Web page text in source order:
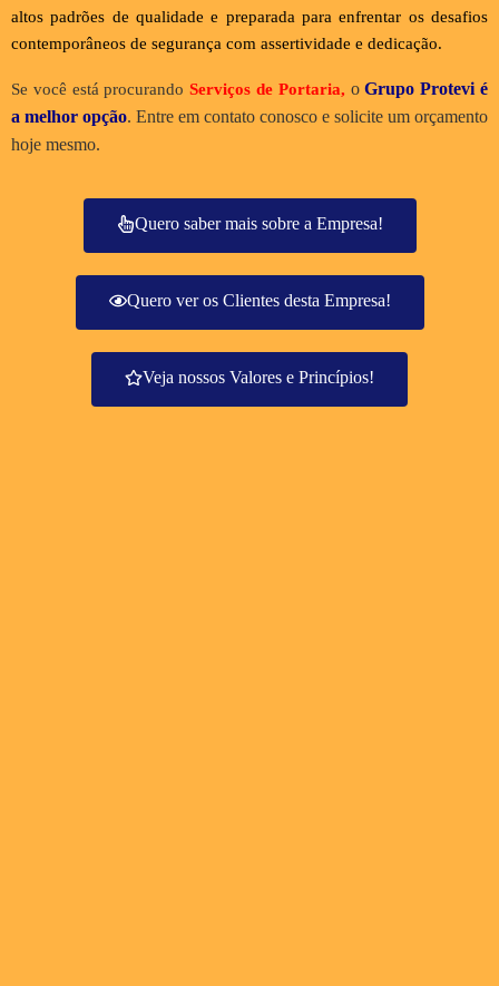
altos padrões de qualidade e preparada para enfrentar os desafios
contemporâneos de segurança com assertividade e dedicação.
Se você está procurandoServiços de Portaria, oGrupo Protevi é
a melhor opção. Entre em contato conosco e solicite um orçamento
hoje mesmo.
Quero saber mais sobre a Empresa!
Quero ver os Clientes desta Empresa!
Veja nossos Valores e Princípios!